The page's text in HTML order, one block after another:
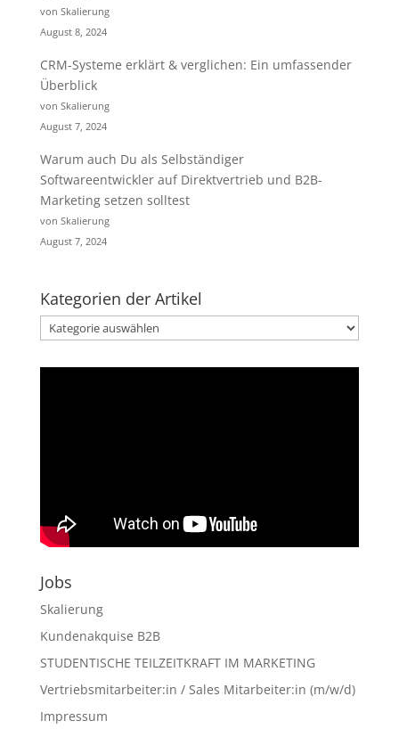
von Skalierung
August 8, 2024
CRM-Systeme erklärt & verglichen: Ein umfassender
Überblick
von Skalierung
August 7, 2024
Warum auch Du als Selbständiger
Softwareentwickler auf Direktvertrieb und B2B-
Marketing setzen solltest
von Skalierung
August 7, 2024
Kategorien der Artikel
Kategorien
der
Artikel
Jobs
Skalierung
Kundenakquise B2B
STUDENTISCHE TEILZEITKRAFT IM MARKETING
Vertriebsmitarbeiter:in / Sales Mitarbeiter:in (m/w/d)
Impressum